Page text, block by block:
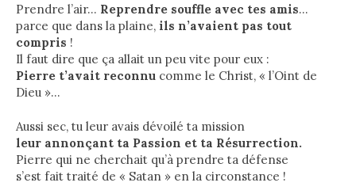
Prendre l’air… Reprendre souffle avec tes amis…
parce que dans la plaine, ils n’avaient pas tout
compris !
Il faut dire que ça allait un peu vite pour eux :
Pierre t’avait reconnu comme le Christ, « l’Oint de
Dieu »…
Aussi sec, tu leur avais dévoilé ta mission
leur annonçant ta Passion et ta Résurrection.
Pierre qui ne cherchait qu’à prendre ta défense
s’est fait traité de « Satan » en la circonstance !